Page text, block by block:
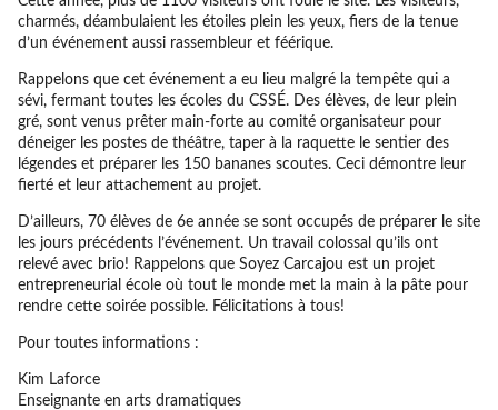
charmés, déambulaient les étoiles plein les yeux, fiers de la tenue
d’un événement aussi rassembleur et féérique.
Rappelons que cet événement a eu lieu malgré la tempête qui a
sévi, fermant toutes les écoles du CSSÉ. Des élèves, de leur plein
gré, sont venus prêter main-forte au comité organisateur pour
déneiger les postes de théâtre, taper à la raquette le sentier des
légendes et préparer les 150 bananes scoutes. Ceci démontre leur
fierté et leur attachement au projet.
D’ailleurs, 70 élèves de 6e année se sont occupés de préparer le site
les jours précédents l’événement. Un travail colossal qu’ils ont
relevé avec brio! Rappelons que Soyez Carcajou est un projet
entrepreneurial école où tout le monde met la main à la pâte pour
rendre cette soirée possible. Félicitations à tous!
Pour toutes informations :
Kim Laforce
Enseignante en arts dramatiques